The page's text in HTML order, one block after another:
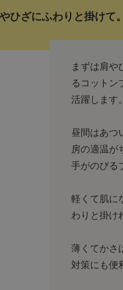
ひざにふわりと掛けて。
まずは肩や
るコットン
活躍します。
昼間はあつ
房の適温が
手がのびる
軽くて肌に
わりと掛け
薄くてかさ
対策にも便